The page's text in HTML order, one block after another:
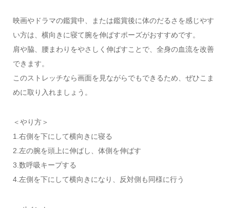
映画やドラマの鑑賞中、または鑑賞後に体のだるさを感じやす
い方は、横向きに寝て腕を伸ばすポーズがおすすめです。
肩や脇、腰まわりをやさしく伸ばすことで、全身の血流を改善
できます。
このストレッチなら画面を見ながらでもできるため、ぜひこま
めに取り入れましょう。
＜やり方＞
1.右側を下にして横向きに寝る
2.左の腕を頭上に伸ばし、体側を伸ばす
3.数呼吸キープする
4.左側を下にして横向きになり、反対側も同様に行う